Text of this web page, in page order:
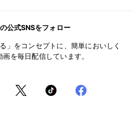
公式SNSをフォロー
」をコンセプトに、簡単においしく
を毎日配信しています。